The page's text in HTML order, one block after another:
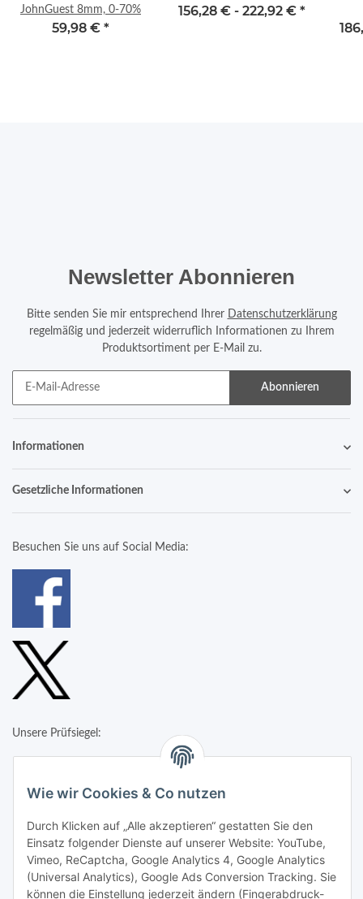
JohnGuest 8mm, 0-70%
59,98 € *
156,28 € - 222,92 € *
Newsletter Abonnieren
Bitte senden Sie mir entsprechend Ihrer Datenschutzerklärung
regelmäßig und jederzeit widerruflich Informationen zu Ihrem
Produktsortiment per E-Mail zu.
Abonnieren
Informationen
Gesetzliche Informationen
Besuchen Sie uns auf Social Media:
Unsere Prüfsiegel:
Wie wir Cookies & Co nutzen
Durch Klicken auf „Alle akzeptieren“ gestatten Sie den
Einsatz folgender Dienste auf unserer Website: YouTube,
Vimeo, ReCaptcha, Google Analytics 4, Google Analytics
(Universal Analytics), Google Ads Conversion Tracking. Sie
können die Einstellung jederzeit ändern (Fingerabdruck-